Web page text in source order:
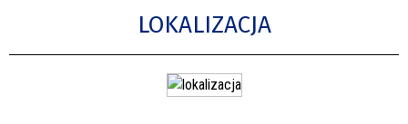
LOKALIZACJA